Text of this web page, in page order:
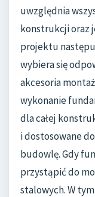
uwzględnia
konstrukcji oraz
projektu
wybiera się
akcesoria
wykonanie
dla całej
i dostosowane
budowlę. Gdy
przystąpić do
stalowych. W